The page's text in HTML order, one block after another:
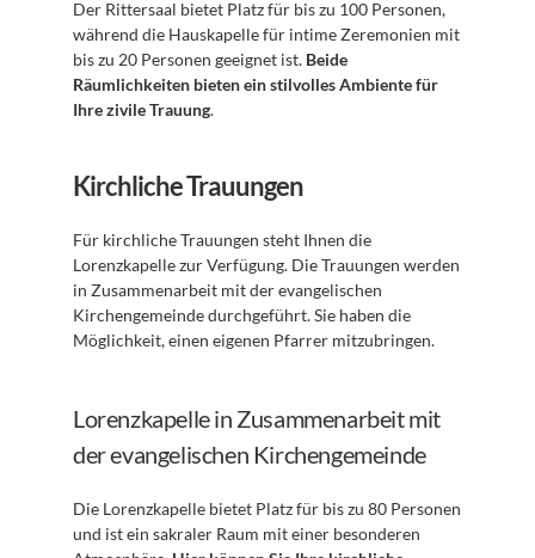
Der Rittersaal bietet Platz für bis zu 100 Personen,
während die Hauskapelle für intime Zeremonien mit
bis zu 20 Personen geeignet ist. Beide
Räumlichkeiten bieten ein stilvolles Ambiente für
Ihre zivile Trauung.
Kirchliche Trauungen
Für kirchliche Trauungen steht Ihnen die
Lorenzkapelle zur Verfügung. Die Trauungen werden
in Zusammenarbeit mit der evangelischen
Kirchengemeinde durchgeführt. Sie haben die
Möglichkeit, einen eigenen Pfarrer mitzubringen.
Lorenzkapelle in Zusammenarbeit mit
der evangelischen Kirchengemeinde
Die Lorenzkapelle bietet Platz für bis zu 80 Personen
und ist ein sakraler Raum mit einer besonderen